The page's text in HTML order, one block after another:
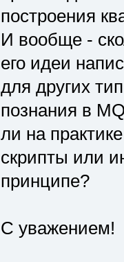
построения
И вообще -
его идеи
для других
познания в
ли на
скрипты или
принципе?
С уважением!